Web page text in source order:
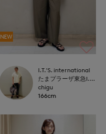
NEW
I.T.'S. international
たまプラーザ東急I.T.'S.international
chigu
166cm